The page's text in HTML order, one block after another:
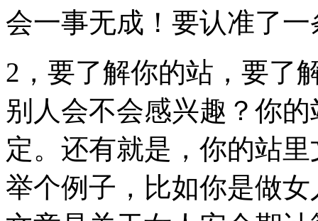
会一事无成！要认准了
2，要了解你的站，要了
别人会不会感兴趣？你
定。还有就是，你的站
举个例子，比如你是做